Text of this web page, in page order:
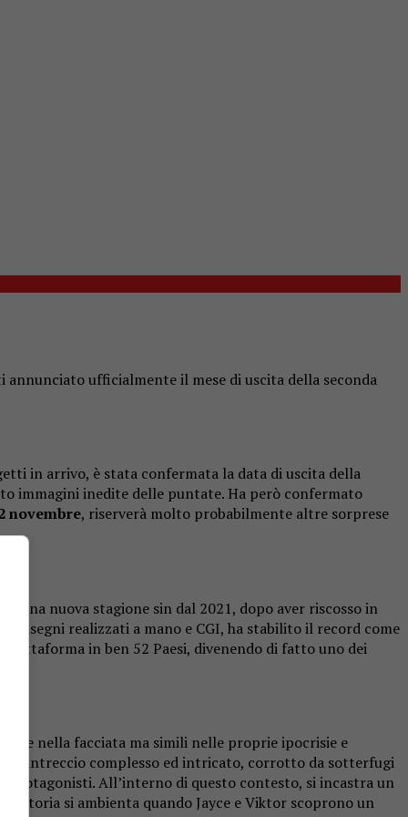
ufficialmente il mese di uscita della seconda
in arrivo, è stata confermata la data di uscita della
immagini inedite delle puntate. Ha però confermato
novembre, riserverà molto probabilmente altre sorprese
una nuova stagione sin dal 2021, dopo aver riscosso in
disegni realizzati a mano e CGI, ha stabilito il record come
in ben 52 Paesi, divenendo di fatto uno dei
nella facciata ma simili nelle proprie ipocrisie e
un intreccio complesso ed intricato, corrotto da sotterfugi
All’interno di questo contesto, si incastra un
storia si ambienta quando Jayce e Viktor scoprono un